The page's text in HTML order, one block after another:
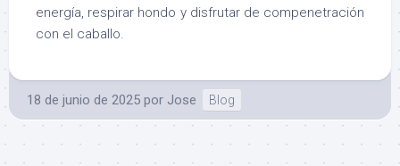
energía, respirar hondo y disfrutar de compenetración
con el caballo.
18 de junio de 2025 por Jose Blog